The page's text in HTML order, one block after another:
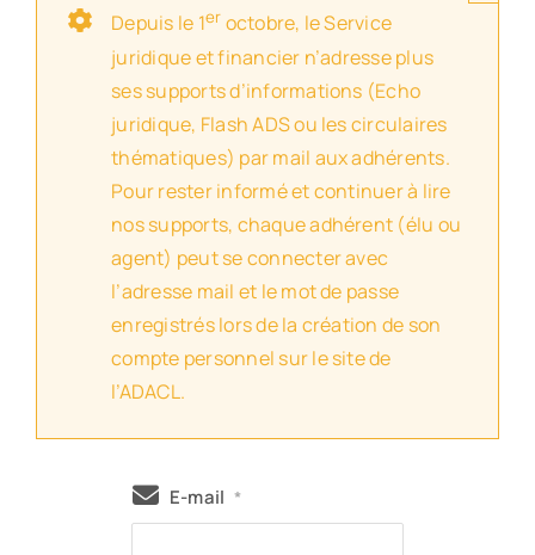
Depuis le 1er octobre, le Service
juridique et financier n’adresse plus
ses supports d’informations (Echo
juridique, Flash ADS ou les circulaires
thématiques) par mail aux adhérents.
Pour rester informé et continuer à lire
nos supports, chaque adhérent (élu ou
agent) peut se connecter avec
l’adresse mail et le mot de passe
enregistrés lors de la création de son
compte personnel sur le site de
l’ADACL.
E-mail *